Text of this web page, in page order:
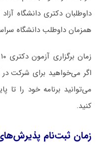
داوطلبان دکتری دانشگاه
همزمان داوطلب دانشگاه
اگر می‌خواهید برای شرکت در
می‌توانید برنامه خود را تا
کنید.
زمان ثبت‌نام